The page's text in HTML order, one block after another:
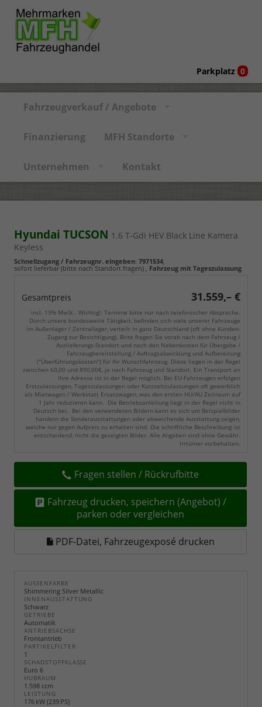
Parkplatz 0
Fahrzeugverkauf / Angebote
Finanzierung MFH Standorte
Unternehmen Kontakt
Hyundai TUCSON 1.6 T-Gdi HEV Black Line Kamera
Keyless
Schnellzugang / Fahrzeugnr. eingeben: 7971534
sofort lieferbar (bitte nach Standort fragen)
Fahrzeug mit Tageszulassung
Gesamtpreis 31.559,– €
incl. 19% MwSt.. Wichtig!: Termine bitte nur nach telefonischer Absprache.
Durch unsere bundesweite Tätigkeit, befinden sich viele unserer Fahrzeuge
im Außenlager / Zentrallager, verteilt in ganz Deutschland (oft ohne Kunden-
Zugang zur Besichtigung). Bitte fragen Sie vorab nach dem Fahrzeug /
Auslieferungs-Standort und nach den Nebenkosten für Übergabe /
Fahrzeugbereitstellung / Auftragsabwicklung und Aufbereitung
("Überführungskosten") für Ihr Wunschfahrzeug. Diese liegen in der Regel
zwischen 60,00 und 890,00€, je nach Fahrzeug und Standort. Ein Transport an
Ihre Adresse ist in der Regel möglich. Bei EU-Fahrzeugen erfolgen
Erstzulassungen, Tageszulassungen oder Kurzzeitzulassungen oft gewerblich
als Mietwagen / Werkstatt Ersatzwagen, was den ersten HU/AU Zeitraum auf
1 Jahr reduzieren kann. Die Betriebsanleitung liegt in der Regel nicht in
Deutsch bei. Bei den verwendeten Bildern kann es sich um Beispielbilder
handeln die Sonderausstattungen oder abweichende Ausstattung zeigen,
welche nur gegen Aufpreis zu erhalten sind. Die schriftliche Beschreibung ist
entscheidend, nicht die gezeigten Bilder. Alle Angaben sind ohne Gewähr.
Irrtümer vorbehalten.
Fragen stellen / Rückrufbitte
Fahrzeug drucken, speichern (Angebot) /
parken oder vergleichen
PDF-Datei, Fahrzeugexposé drucken
AUSSENFARBE
Shimmering Silver Metallic
INNENAUSSTATTUNG
Schwarz
GETRIEBE
Automatik
ANTRIEBSACHSE
Frontantrieb
PARTIKELFILTER
1
SCHADSTOFFKLASSE
Euro 6
HUBRAUM
1.598 ccm
LEISTUNG
176 kW (239 PS)